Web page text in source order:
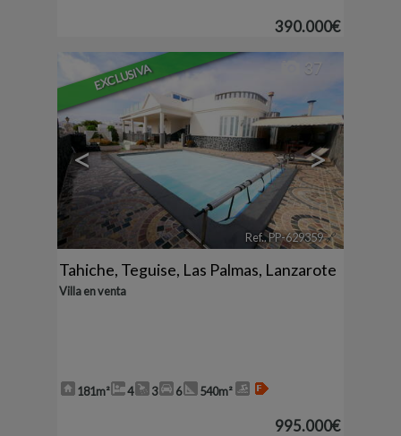
390.000€
EXCLUSIVA
< >
37
Ref.. PP-629359🔗
Tahiche, Teguise, Las Palmas, Lanzarote
Villa en venta
181m² 4 3 6 540m²
995.000€